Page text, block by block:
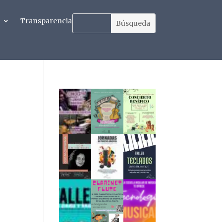
Transparencia